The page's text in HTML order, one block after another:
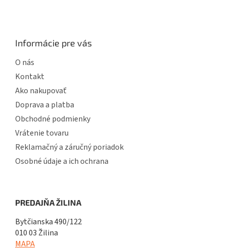
Informácie pre vás
O nás
Kontakt
Ako nakupovať
Doprava a platba
Obchodné podmienky
Vrátenie tovaru
Reklamačný a záručný poriadok
Osobné údaje a ich ochrana
PREDAJŇA ŽILINA
Bytčianska 490/122
010 03 Žilina
MAPA